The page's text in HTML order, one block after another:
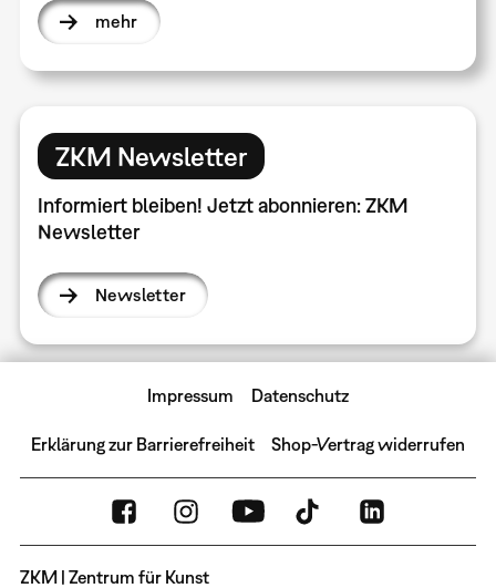
mehr
ZKM Newsletter
Informiert bleiben! Jetzt abonnieren: ZKM
Newsletter
Newsletter
Impressum Datenschutz
Erklärung zur Barrierefreiheit Shop-Vertrag widerrufen
ZKM | Zentrum für Kunst